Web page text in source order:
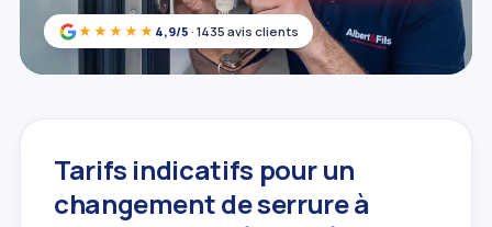
★★★★★ 4,9/5 · 1435 avis clients
Tarifs indicatifs pour un
changement de serrure à